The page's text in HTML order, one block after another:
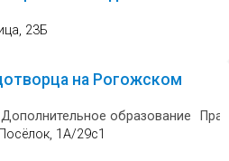
23Б
на Рогожском
Дополнительное образование
1А/29с1